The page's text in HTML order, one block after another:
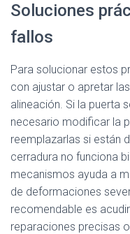
Soluciones
fallos
Para solucionar estos
con ajustar o apretar
alineación. Si la puerta
necesario modificar la
reemplazarlas si están
cerradura no funciona
mecanismos ayuda a
de deformaciones
recomendable es
reparaciones precisas